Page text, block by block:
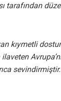
tarafından
kıymetli